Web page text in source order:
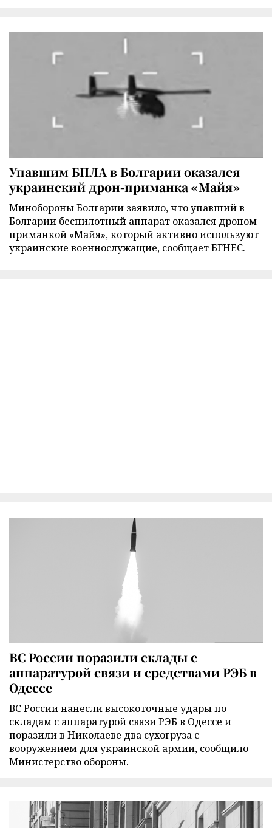
Упавшим БПЛА в Болгарии оказался
украинский дрон-приманка «Майя»
Минобороны Болгарии заявило, что упавший в
Болгарии беспилотный аппарат оказался дроном-
приманкой «Майя», который активно используют
украинские военнослужащие, сообщает БГНЕС.
ВС России поразили склады с
аппаратурой связи и средствами РЭБ в
Одессе
ВС России нанесли высокоточные удары по
складам с аппаратурой связи РЭБ в Одессе и
поразили в Николаеве два сухогруза с
вооружением для украинской армии, сообщило
Министерство обороны.